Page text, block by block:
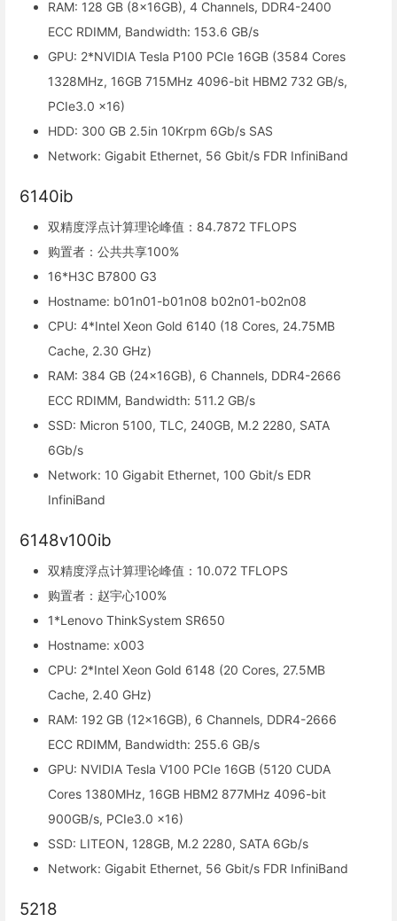
RAM: 128 GB (8x16GB), 4 Channels, DDR4-2400
ECC RDIMM, Bandwidth: 153.6 GB/s
GPU: 2*NVIDIA Tesla P100 PCIe 16GB (3584 Cores
1328MHz, 16GB 715MHz 4096-bit HBM2 732 GB/s,
PCIe3.0 x16)
HDD: 300 GB 2.5in 10Krpm 6Gb/s SAS
Network: Gigabit Ethernet, 56 Gbit/s FDR InfiniBand
6140ib
双精度浮点计算理论峰值：84.7872 TFLOPS
购置者：公共共享100%
16*H3C B7800 G3
Hostname: b01n01-b01n08 b02n01-b02n08
CPU: 4*Intel Xeon Gold 6140 (18 Cores, 24.75MB
Cache, 2.30 GHz)
RAM: 384 GB (24x16GB), 6 Channels, DDR4-2666
ECC RDIMM, Bandwidth: 511.2 GB/s
SSD: Micron 5100, TLC, 240GB, M.2 2280, SATA
6Gb/s
Network: 10 Gigabit Ethernet, 100 Gbit/s EDR
InfiniBand
6148v100ib
双精度浮点计算理论峰值：10.072 TFLOPS
购置者：赵宇心100%
1*Lenovo ThinkSystem SR650
Hostname: x003
CPU: 2*Intel Xeon Gold 6148 (20 Cores, 27.5MB
Cache, 2.40 GHz)
RAM: 192 GB (12x16GB), 6 Channels, DDR4-2666
ECC RDIMM, Bandwidth: 255.6 GB/s
GPU: NVIDIA Tesla V100 PCIe 16GB (5120 CUDA
Cores 1380MHz, 16GB HBM2 877MHz 4096-bit
900GB/s, PCIe3.0 x16)
SSD: LITEON, 128GB, M.2 2280, SATA 6Gb/s
Network: Gigabit Ethernet, 56 Gbit/s FDR InfiniBand
5218